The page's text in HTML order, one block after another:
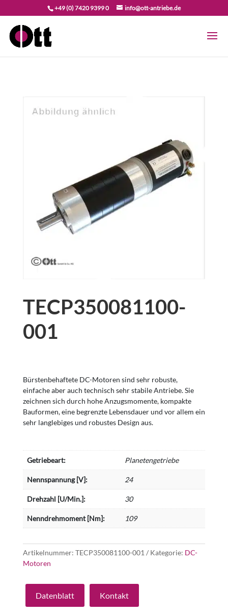
+49 (0) 7420 9399 0 info@ott-antriebe.de
TECP350081100-
001
Bürstenbehaftete DC-Motoren sind sehr robuste,
einfache aber auch technisch sehr stabile Antriebe. Sie
zeichnen sich durch hohe Anzugsmomente, kompakte
Bauformen, eine begrenzte Lebensdauer und vor allem ein
sehr langlebiges und robustes Design aus.
Getriebeart: Planetengetriebe
Nennspannung [V]: 24
Drehzahl [U/Min.]: 30
Nenndrehmoment [Nm]: 109
Artikelnummer: TECP350081100-001 Kategorie: DC-
Motoren
Datenblatt Kontakt